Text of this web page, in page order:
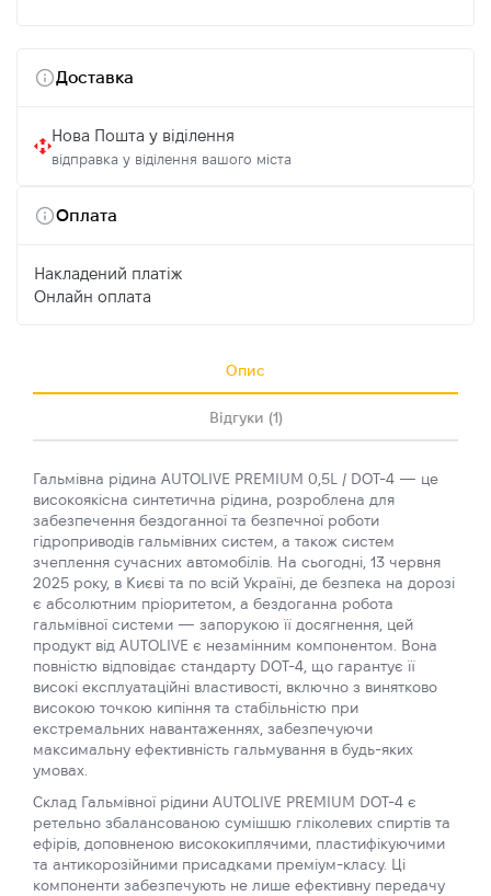
Доставка
Нова Пошта у віділення
відправка у віділення вашого міста
Оплата
Накладений платіж
Онлайн оплата
Опис
Відгуки (1)
Гальмівна рідина AUTOLIVE PREMIUM 0,5L / DOT-4 — це
високоякісна синтетична рідина, розроблена для
забезпечення бездоганної та безпечної роботи
гідроприводів гальмівних систем, а також систем
зчеплення сучасних автомобілів. На сьогодні, 13 червня
2025 року, в Києві та по всій Україні, де безпека на дорозі
є абсолютним пріоритетом, а бездоганна робота
гальмівної системи — запорукою її досягнення, цей
продукт від AUTOLIVE є незамінним компонентом. Вона
повністю відповідає стандарту DOT-4, що гарантує її
високі експлуатаційні властивості, включно з винятково
високою точкою кипіння та стабільністю при
екстремальних навантаженнях, забезпечуючи
максимальну ефективність гальмування в будь-яких
умовах.
Склад Гальмівної рідини AUTOLIVE PREMIUM DOT-4 є
ретельно збалансованою сумішшю гліколевих спиртів та
ефірів, доповненою висококиплячими, пластифікуючими
та антикорозійними присадками преміум-класу. Ці
компоненти забезпечують не лише ефективну передачу